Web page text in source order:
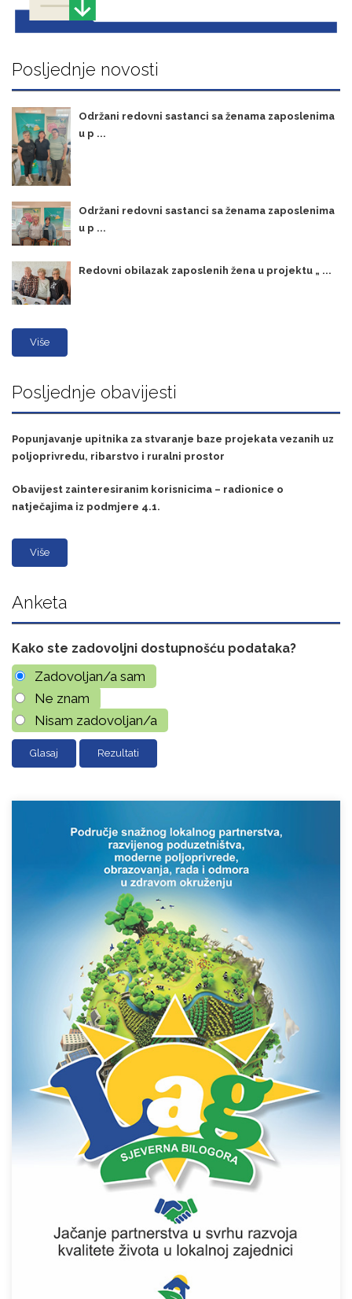
Posljednje novosti
Održani redovni sastanci sa ženama zaposlenima
u p ...
Održani redovni sastanci sa ženama zaposlenima
u p ...
Redovni obilazak zaposlenih žena u projektu „ ...
Više
Posljednje obavijesti
Popunjavanje upitnika za stvaranje baze projekata vezanih uz
poljoprivredu, ribarstvo i ruralni prostor
Obavijest zainteresiranim korisnicima – radionice o
natječajima iz podmjere 4.1.
Više
Anketa
Kako ste zadovoljni dostupnošću podataka?
Zadovoljan/a sam
Ne znam
Nisam zadovoljan/a
Rezultati